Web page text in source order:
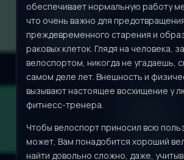
обеспечивает нормальную работу
что очень важно для
преждевременного старения и
раковых клеток. Глядя на человека,
велоспортом, никогда не угадаешь,
самом деле лет. Внешность и
вызывают настоящее восхищение у
фитнесс-тренера.
Чтобы велоспорт приносил всю
может, Вам понадобится хороший
найти довольно сложно, даже,